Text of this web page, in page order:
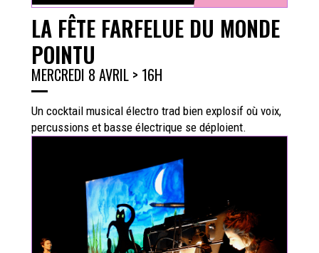
LA FÊTE FARFELUE DU MONDE
POINTU
MERCREDI 8 AVRIL > 16H
Un cocktail musical électro trad bien explosif où voix,
percussions et basse électrique se déploient.